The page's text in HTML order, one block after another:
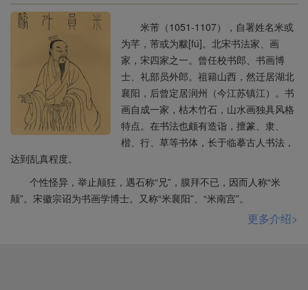
米芾（1051-1107），自署姓名米或
为芊，芾或为黻[fú]。北宋书法家、画
家，宋四家之一。曾任校书郎、书画博
士、礼部员外郎。祖籍山西，然迁居湖北
襄阳，后曾定居润州（今江苏镇江）。书
画自成一家，枯木竹石，山水画独具风格
特点。在书法也颇有造诣，擅篆、隶、
楷、行、草等书体，长于临摹古人书法，
达到乱真程度。
个性怪异，举止颠狂，遇石称“兄”，膜拜不已，因而人称“米
颠”。宋徽宗诏为书画学博士。又称“米襄阳”、“米南宫”。
更多介绍>